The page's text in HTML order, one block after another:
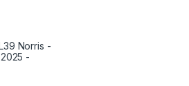
Norris -
-